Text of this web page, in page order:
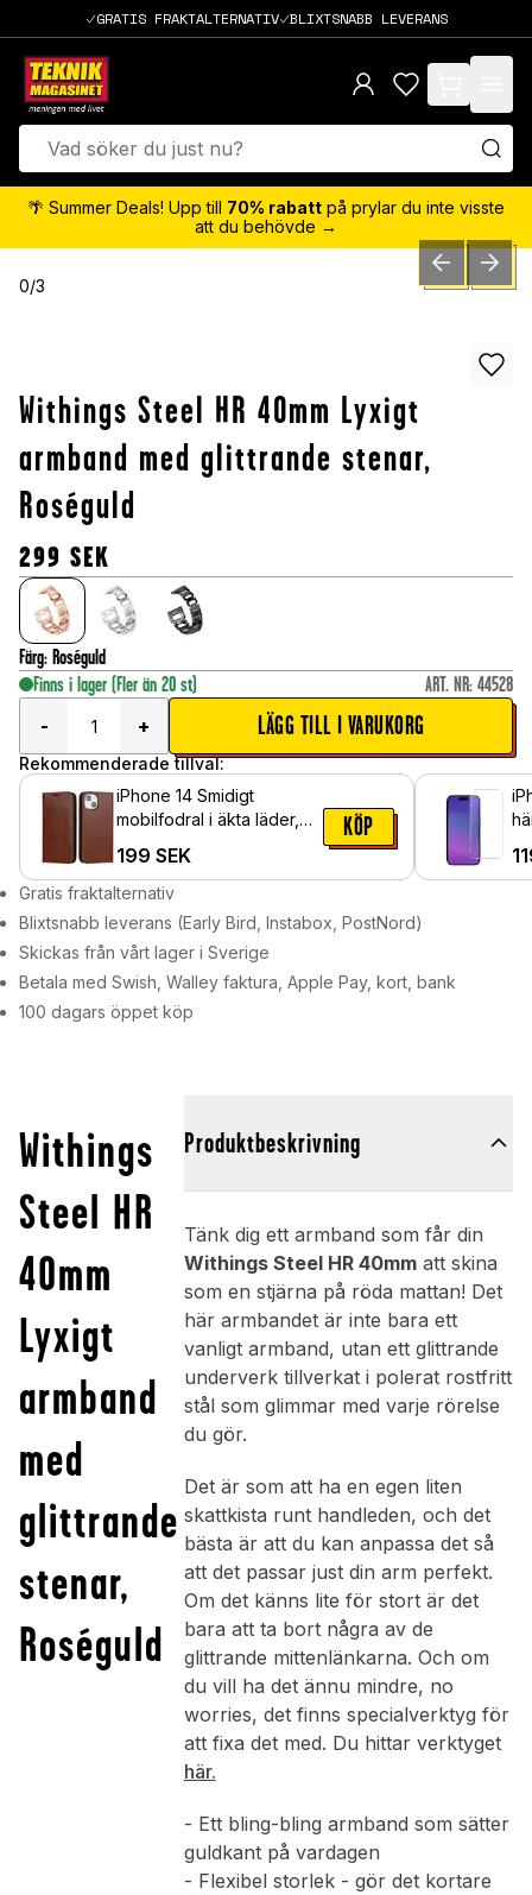
GRATIS FRAKTALTERNATIV BLIXTSNABB LEVERANS
items in cart,
🌴 Summer Deals! Upp till 70% rabatt på prylar du inte visste
att du behövde →
0/3 PREVIOUSNEXT
Withings Steel HR 40mm Lyxigt
armband med glittrande stenar,
Roséguld
299 SEK
Färg: Roséguld
Finns i lager (Fler än 20 st) ART. NR: 44528
-
+ LÄGG TILL I VARUKORG
Rekommenderade tillval:
iPhone 14 Smidigt
mobilfodral i äkta läder,
199 SEK
KÖP
Gratis fraktalternativ
Blixtsnabb leverans (Early Bird, Instabox, PostNord)
Skickas från vårt lager i Sverige
Betala med Swish, Walley faktura, Apple Pay, kort, bank
100 dagars öppet köp
Withings
Steel HR
40mm
Lyxigt
armband
med
glittrande
stenar,
Roséguld
Produktbeskrivning
Tänk dig ett armband som får din
Withings Steel HR 40mmatt skina
som en stjärna på röda mattan! Det
här armbandet är inte bara ett
vanligt armband, utan ett glittrande
underverk tillverkat i polerat rostfritt
stål som glimmar med varje rörelse
du gör.
Det är som att ha en egen liten
skattkista runt handleden, och det
bästa är att du kan anpassa det så
att det passar just din arm perfekt.
Om det känns lite för stort är det
bara att ta bort några av de
glittrande mittenlänkarna. Och om
du vill ha det ännu mindre, no
worries, det finns specialverktyg för
att fixa det med. Du hittar verktyget
här.
- Ett bling-bling armband som sätter
guldkant på vardagen
- Flexibel storlek - gör det kortare